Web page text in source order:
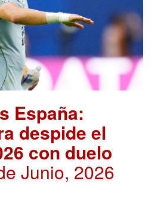
España:
despide el
con duelo
Junio, 2026